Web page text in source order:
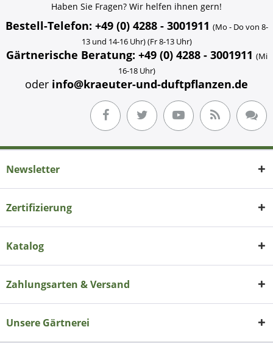
Haben Sie Fragen? Wir helfen ihnen gern!
Bestell-Telefon: +49 (0) 4288 - 3001911 (Mo - Do von 8-
13 und 14-16 Uhr) (Fr 8-13 Uhr)
Gärtnerische Beratung: +49 (0) 4288 - 3001911 (Mi
16-18 Uhr)
oder info@kraeuter-und-duftpflanzen.de
Newsletter
Zertifizierung
Katalog
Zahlungsarten & Versand
Unsere Gärtnerei